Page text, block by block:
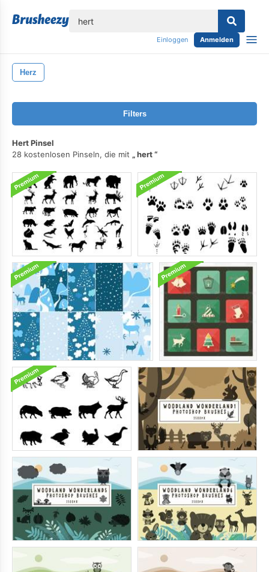
Einloggen Anmelden
Herz
Filters
Hert Pinsel
28 kostenlosen Pinseln, die mit
hert